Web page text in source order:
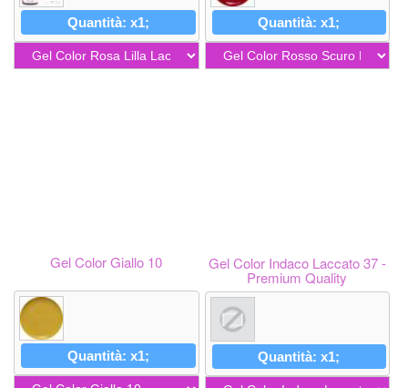
Quantità: x1; Quantità: x1;
Gel Color Giallo 10
Quantità: x1;
Gel Color Indaco Laccato 37 -
Premium Quality
Quantità: x1;